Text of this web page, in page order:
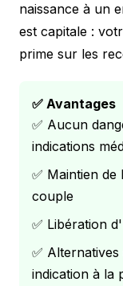
naissance à un
est capitale :
prime sur les
✅ Avantages
✅ Aucun
indications
✅ Maintien
couple
✅ Libération
✅
indication à la